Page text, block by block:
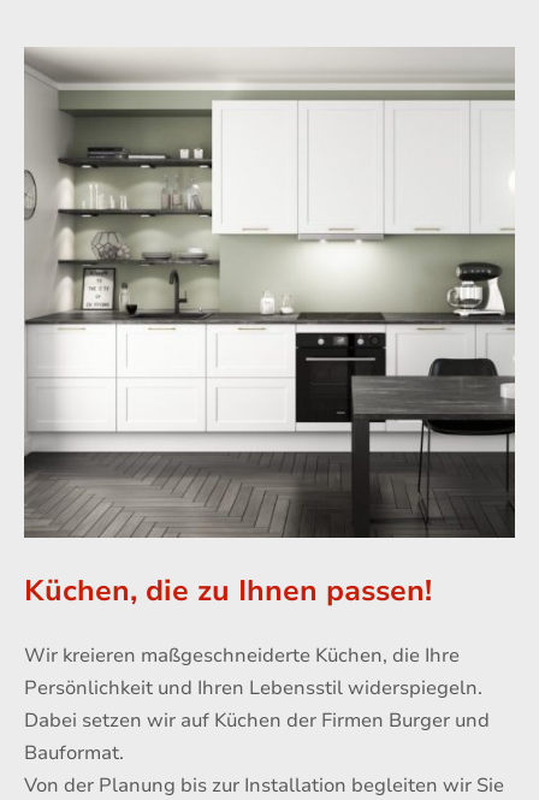
Küchen, die zu Ihnen passen!
Wir kreieren maßgeschneiderte Küchen, die Ihre
Persönlichkeit und Ihren Lebensstil widerspiegeln.
Dabei setzen wir auf Küchen der Firmen Burger und
Bauformat.
Von der Planung bis zur Installation begleiten wir Sie